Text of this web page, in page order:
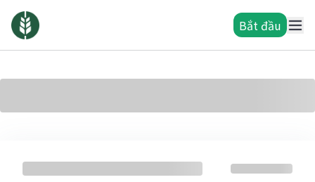
Bắt đầu